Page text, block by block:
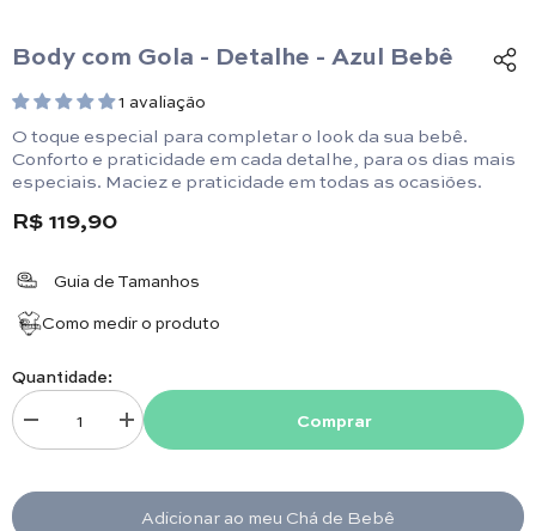
Body com Gola - Detalhe - Azul Bebê
1 avaliação
O toque especial para completar o look da sua bebê.
Conforto e praticidade em cada detalhe, para os dias mais
especiais. Maciez e praticidade em todas as ocasiões.
R$ 119,90
Guia de Tamanhos
Como medir o produto
Quantidade:
Diminuir quantidade para Body com Gola - Detalhe - Azul Bebê
Aumentar quantidade para Body com Gola - Detalhe - Azul
Comprar
Adicionar ao meu Chá de Bebê